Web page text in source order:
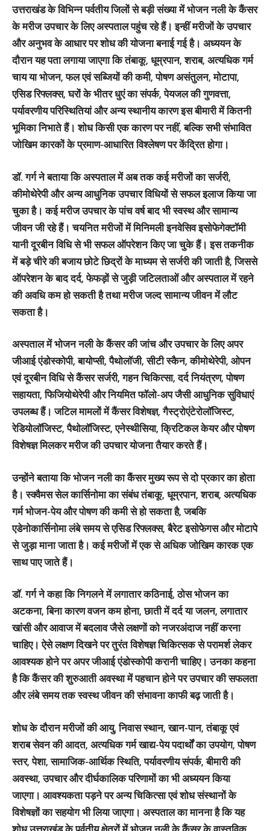
उत्तराखंड के विभिन्न पर्वतीय जिलों से बड़ी संख्या में भोजन नली के कैंसर
के मरीज उपचार के लिए अस्पताल पहुंच रहे हैं। इन्हीं मरीजों के उपचार
और अनुभव के आधार पर शोध की योजना बनाई गई है। अध्ययन के
दौरान यह पता लगाया जाएगा कि तंबाकू, धूम्रपान, शराब, अत्यधिक गर्म
चाय या भोजन, फल एवं सब्जियों की कमी, पोषण असंतुलन, मोटापा,
एसिड रिफ्लक्स, घरों के भीतर धुएं का संपर्क, पेयजल की गुणवत्ता,
पर्यावरणीय परिस्थितियां और अन्य स्थानीय कारण इस बीमारी में कितनी
भूमिका निभाते हैं। शोध किसी एक कारण पर नहीं, बल्कि सभी संभावित
जोखिम कारकों के प्रमाण-आधारित विश्लेषण पर केंद्रित होगा।
डॉ. गर्ग ने बताया कि अस्पताल में अब तक कई मरीजों का सर्जरी,
कीमोथेरेपी और अन्य आधुनिक उपचार विधियों से सफल इलाज किया जा
चुका है। कई मरीज उपचार के पांच वर्ष बाद भी स्वस्थ और सामान्य
जीवन जी रहे हैं। चयनित मरीजों मेंमिनिमली इनवेसिव इसोफेगेक्टॉमी
यानी दूरबीन विधि से भी सफल ऑपरेशन किए जा चुके हैं। इस तकनीक
में बड़े चीरे की बजाय छोटे छिद्रों के माध्यम से सर्जरी की जाती है, जिससे
ऑपरेशन के बाद दर्द, फेफड़ों से जुड़ी जटिलताओं और अस्पताल में रहने
की अवधि कम हो सकती है तथा मरीज जल्द सामान्य जीवन में लौट
सकता है।
अस्पताल में भोजन नली के कैंसर की जांच और उपचार के लिए अपर
जीआई एंडोस्कोपी, बायोप्सी, पैथोलॉजी, सीटी स्कैन, कीमोथेरेपी, ओपन
एवं दूरबीन विधि से कैंसर सर्जरी, गहन चिकित्सा, दर्द नियंत्रण, पोषण
सहायता, फिजियोथेरेपी और नियमित फॉलो-अप जैसी आधुनिक सुविधाएं
उपलब्ध हैं। जटिल मामलों में कैंसर विशेषज्ञ, गैस्ट्रोएंटेरोलॉजिस्ट,
रेडियोलॉजिस्ट, पैथोलॉजिस्ट, एनेस्थीसिया, क्रिटिकल केयर और पोषण
विशेषज्ञ मिलकर मरीज की उपचार योजना तैयार करते हैं।
उन्होंने बताया कि भोजन नली का कैंसर मुख्य रूप से दो प्रकार का होता
है।स्क्वैमस सेल कार्सिनोमाका संबंध तंबाकू, धूम्रपान, शराब, अत्यधिक
गर्म भोजन-पेय और पोषण की कमी से हो सकता है, जबकि
एडेनोकार्सिनोमालंबे समय से एसिड रिफ्लक्स, बैरेट इसोफेगस और मोटापे
से जुड़ा माना जाता है। कई मरीजों में एक से अधिक जोखिम कारक एक
साथ पाए जाते हैं।
डॉ. गर्ग ने कहा कि निगलने में लगातार कठिनाई, ठोस भोजन का
अटकना, बिना कारण वजन कम होना, छाती में दर्द या जलन, लगातार
खांसी और आवाज में बदलाव जैसे लक्षणों को नजरअंदाज नहीं करना
चाहिए। ऐसे लक्षण दिखने पर तुरंत विशेषज्ञ चिकित्सक से परामर्श लेकर
आवश्यक होने पर अपर जीआई एंडोस्कोपी करानी चाहिए। उनका कहना
है कि कैंसर की शुरुआती अवस्था में पहचान होने पर उपचार की सफलता
और लंबे समय तक स्वस्थ जीवन की संभावना काफी बढ़ जाती है।
शोध के दौरान मरीजों की आयु, निवास स्थान, खान-पान, तंबाकू एवं
शराब सेवन की आदत, अत्यधिक गर्म खाद्य-पेय पदार्थों का उपयोग, पोषण
स्तर, पेशा, सामाजिक-आर्थिक स्थिति, पर्यावरणीय संपर्क, बीमारी की
अवस्था, उपचार और दीर्घकालिक परिणामों का भी अध्ययन किया
जाएगा। आवश्यकता पड़ने पर अन्य चिकित्सा एवं शोध संस्थानों के
विशेषज्ञों का सहयोग भी लिया जाएगा। अस्पताल का मानना है कि यह